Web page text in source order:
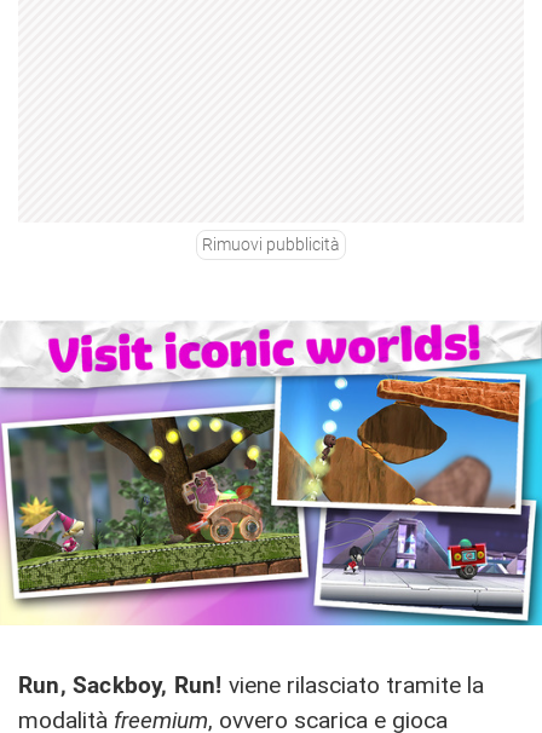
Rimuovi pubblicità
Run, Sackboy, Run! viene rilasciato tramite la
modalità freemium, ovvero scarica e gioca